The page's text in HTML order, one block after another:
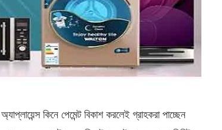
কিনে পেমেন্ট বিকাশ করলেই গ্রাহকরা পাচ্ছেন